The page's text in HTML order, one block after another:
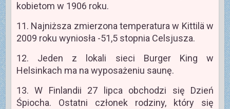
kobietom w 1906 roku.
11. Najniższa zmierzona temperatura w Kittilä w
2009 roku wyniosła -51,5 stopnia Celsjusza.
12. Jeden z lokali sieci Burger King w
Helsinkach ma na wyposażeniu saunę.
13. W Finlandii 27 lipca obchodzi się Dzień
Śpiocha. Ostatni członek rodziny, który się